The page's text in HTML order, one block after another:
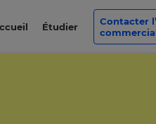
Étudier
Contacter l’équipe